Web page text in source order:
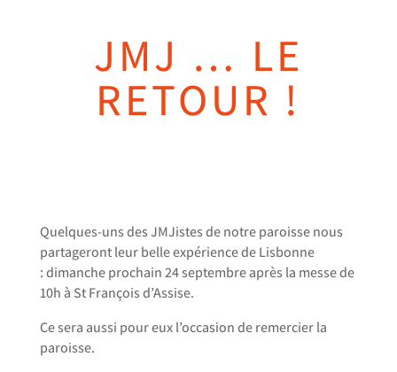
JMJ … LE
RETOUR !
Quelques-uns des JMJistes de notre paroisse nous
partageront leur belle expérience de Lisbonne
: dimanche prochain 24 septembre après la messe de
10h à St François d’Assise.
Ce sera aussi pour eux l’occasion de remercier la
paroisse.